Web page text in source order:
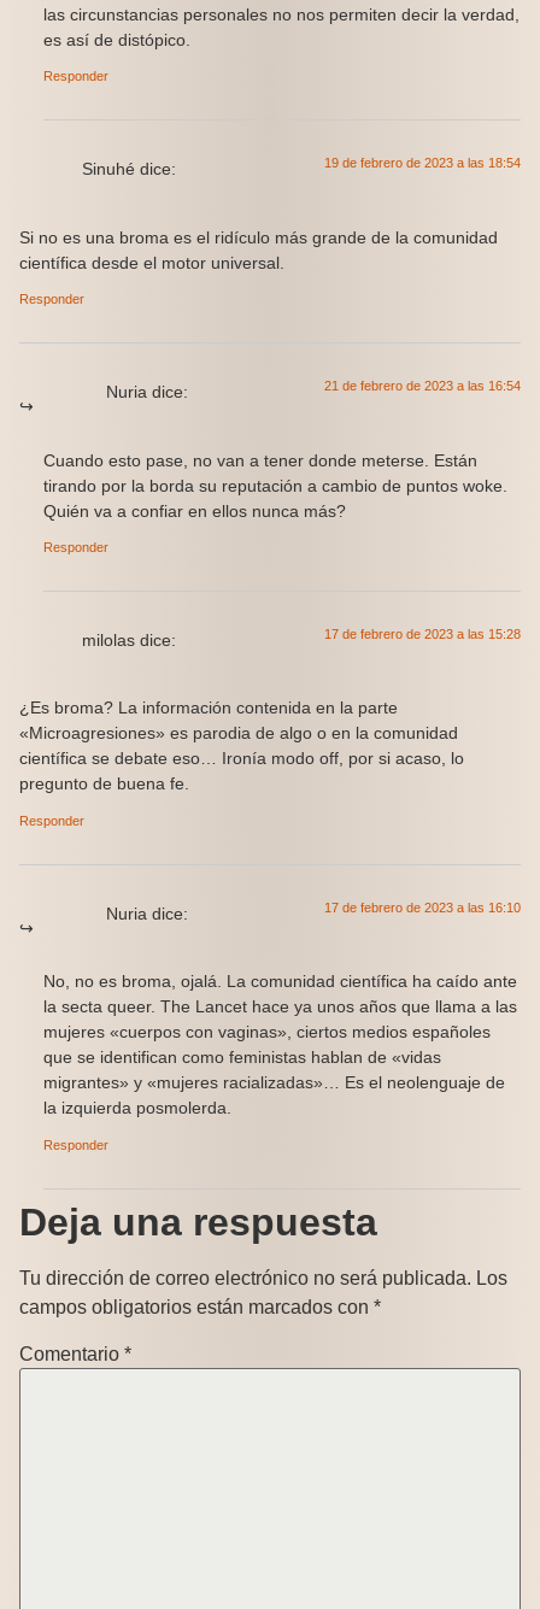
las circunstancias personales no nos permiten decir la verdad,
es así de distópico.
Responder
Sinuhé dice: 19 de febrero de 2023 a las 18:54
Si no es una broma es el ridículo más grande de la comunidad
científica desde el motor universal.
Responder
Nuria dice: 21 de febrero de 2023 a las 16:54
Cuando esto pase, no van a tener donde meterse. Están
tirando por la borda su reputación a cambio de puntos woke.
Quién va a confiar en ellos nunca más?
Responder
milolas dice: 17 de febrero de 2023 a las 15:28
¿Es broma? La información contenida en la parte
«Microagresiones» es parodia de algo o en la comunidad
científica se debate eso… Ironía modo off, por si acaso, lo
pregunto de buena fe.
Responder
Nuria dice: 17 de febrero de 2023 a las 16:10
No, no es broma, ojalá. La comunidad científica ha caído ante
la secta queer. The Lancet hace ya unos años que llama a las
mujeres «cuerpos con vaginas», ciertos medios españoles
que se identifican como feministas hablan de «vidas
migrantes» y «mujeres racializadas»… Es el neolenguaje de
la izquierda posmolerda.
Responder
Deja una respuesta
Tu dirección de correo electrónico no será publicada. Los
campos obligatorios están marcados con *
Comentario *